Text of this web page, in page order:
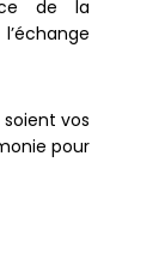
de la
vos
pour